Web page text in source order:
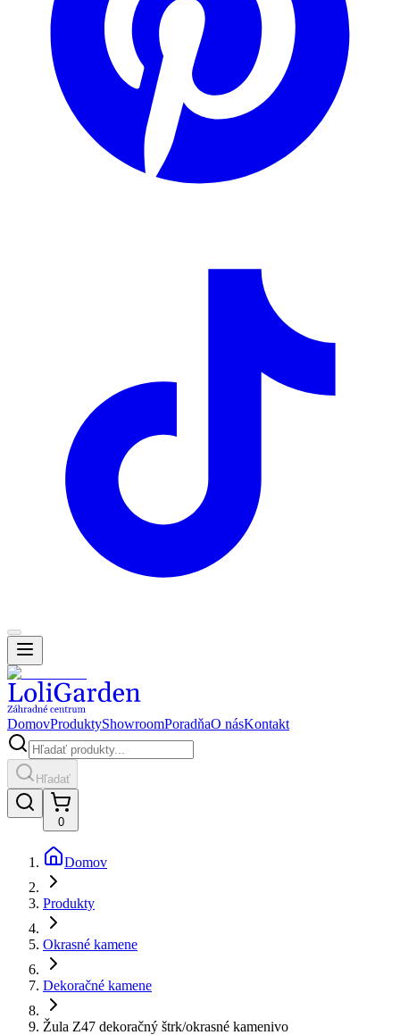
DomovProduktyShowroomPoradňaO násKontakt
Hľadať
0
Domov
Produkty
Okrasné kamene
Dekoračné kamene
Žula Z47 dekoračný štrk/okrasné kamenivo